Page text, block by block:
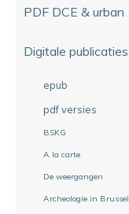
PDF DCE & urban
Digitale publicaties
epub
pdf versies
BSKG
A la carte
De weergangen
Archeologie in Brussel